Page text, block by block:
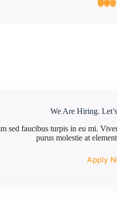
We Are Hiring.
sed faucibus turpis in eu mi.
purus molestie at
Apply